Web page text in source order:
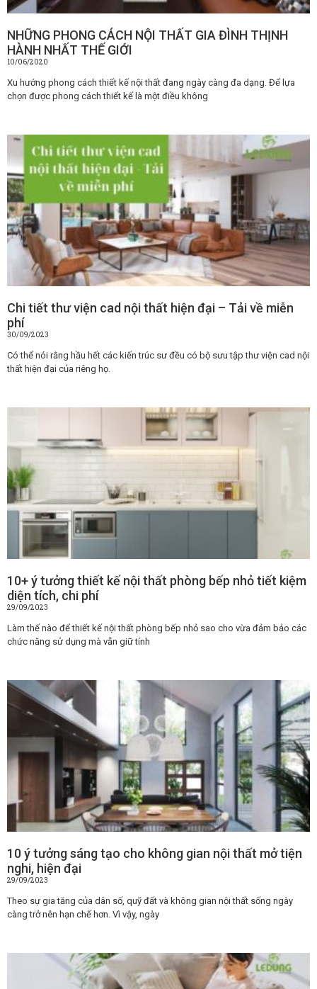
NHỮNG PHONG CÁCH NỘI THẤT GIA ĐÌNH THỊNH
HÀNH NHẤT THẾ GIỚI
10/06/2020
Xu hướng phong cách thiết kế nội thất đang ngày càng đa dạng. Để lựa
chọn được phong cách thiết kế là một điều không
Chi tiết thư viện cad nội thất hiện đại – Tải về miễn
phí
30/09/2023
Có thể nói rằng hầu hết các kiến trúc sư đều có bộ sưu tập thư viện cad nội
thất hiện đại của riêng họ.
10+ ý tưởng thiết kế nội thất phòng bếp nhỏ tiết kiệm
diện tích, chi phí
29/09/2023
Làm thế nào để thiết kế nội thất phòng bếp nhỏ sao cho vừa đảm bảo các
chức năng sử dụng mà vẫn giữ tính
10 ý tưởng sáng tạo cho không gian nội thất mở tiện
nghi, hiện đại
29/09/2023
Theo sự gia tăng của dân số, quỹ đất và không gian nội thất sống ngày
càng trở nên hạn chế hơn. Vì vậy, ngày